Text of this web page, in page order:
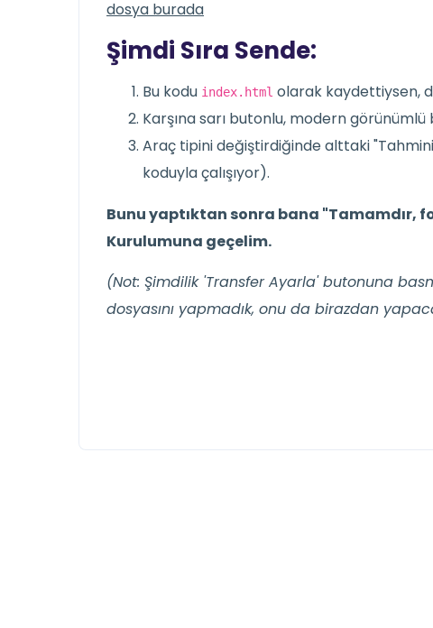
dosya burada
Şimdi Sıra Sende:
Bu kodu index.html olarak kaydettiysen,
Karşına sarı butonlu, modern görünümlü
Araç tipini değiştirdiğinde alttaki
koduyla çalışıyor).
Bunu yaptıktan sonra bana "Tamamdır,
Kurulumuna geçelim.
(Not: Şimdilik 'Transfer Ayarla' butonuna
dosyasını yapmadık, onu da birazdan